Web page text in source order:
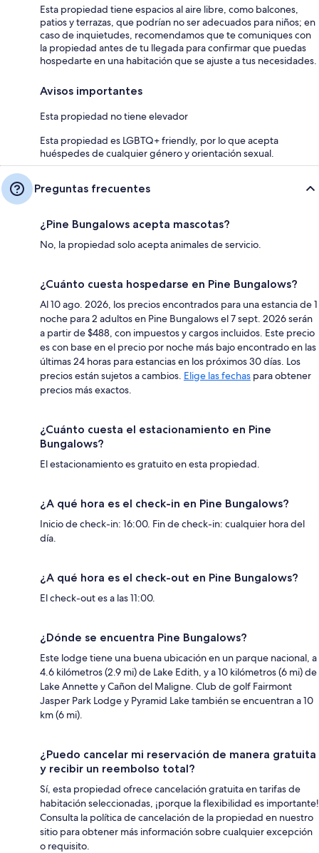
Esta propiedad tiene espacios al aire libre, como balcones,
patios y terrazas, que podrían no ser adecuados para niños; en
caso de inquietudes, recomendamos que te comuniques con
la propiedad antes de tu llegada para confirmar que puedas
hospedarte en una habitación que se ajuste a tus necesidades.
Avisos importantes
Esta propiedad no tiene elevador
Esta propiedad es LGBTQ+ friendly, por lo que acepta
huéspedes de cualquier género y orientación sexual.
Preguntas frecuentes
¿Pine Bungalows acepta mascotas?
No, la propiedad solo acepta animales de servicio.
¿Cuánto cuesta hospedarse en Pine Bungalows?
Al 10 ago. 2026, los precios encontrados para una estancia de 1
noche para 2 adultos en Pine Bungalows el 7 sept. 2026 serán
a partir de $488, con impuestos y cargos incluidos. Este precio
es con base en el precio por noche más bajo encontrado en las
últimas 24 horas para estancias en los próximos 30 días. Los
precios están sujetos a cambios. Elige las fechas para obtener
precios más exactos.
¿Cuánto cuesta el estacionamiento en Pine
Bungalows?
El estacionamiento es gratuito en esta propiedad.
¿A qué hora es el check-in en Pine Bungalows?
Inicio de check-in: 16:00. Fin de check-in: cualquier hora del
día.
¿A qué hora es el check-out en Pine Bungalows?
El check-out es a las 11:00.
¿Dónde se encuentra Pine Bungalows?
Este lodge tiene una buena ubicación en un parque nacional, a
4.6 kilómetros (2.9 mi) de Lake Edith, y a 10 kilómetros (6 mi) de
Lake Annette y Cañon del Maligne. Club de golf Fairmont
Jasper Park Lodge y Pyramid Lake también se encuentran a 10
km (6 mi).
¿Puedo cancelar mi reservación de manera gratuita
y recibir un reembolso total?
Sí, esta propiedad ofrece cancelación gratuita en tarifas de
habitación seleccionadas, ¡porque la flexibilidad es importante!
Consulta la política de cancelación de la propiedad en nuestro
sitio para obtener más información sobre cualquier excepción
o requisito.